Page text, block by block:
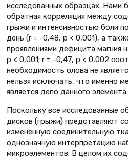
исследованных образцах. Нами
обратная корреляция между
грыжи и интенсивностью боли
день (r = -0,48, p < 0,001), а
проявлениями дефицита магния
p < 0,001; r = -0,47, p < 0,002
необходимость олова не
нельзя исключать, что именно
является депо данного элемента.
Поскольку все исследованные
дисков (грыжи) представляют
измененную соединительную
однозначную интерпретацию
микроэлементов. В целом их